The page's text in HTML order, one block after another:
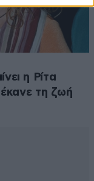
η Ρίτα
τη ζωή